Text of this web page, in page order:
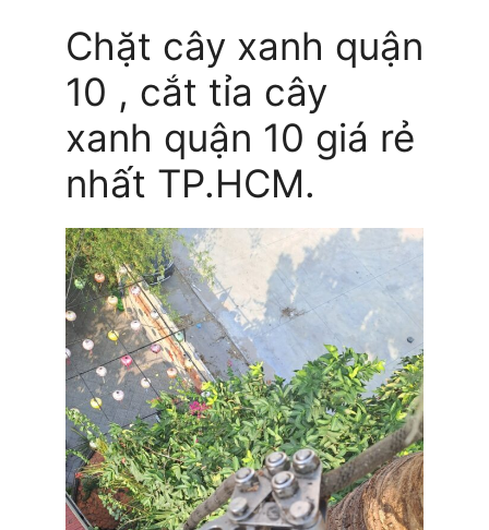
Chặt cây xanh quận
10 , cắt tỉa cây
xanh quận 10 giá rẻ
nhất TP.HCM.